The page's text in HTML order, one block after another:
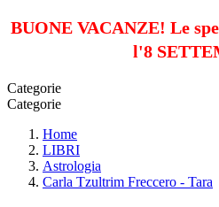
BUONE VACANZE! Le
l'8
Categorie
Categorie
Home
LIBRI
Astrologia
Carla Tzultrim Freccero - Tara